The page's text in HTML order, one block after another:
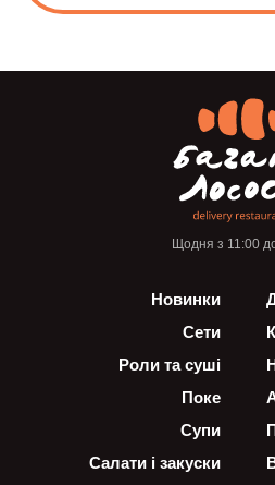
Щодня з 11:00
Новинки
Сети
Роли та суші
Поке
Супи
Салати і закуски